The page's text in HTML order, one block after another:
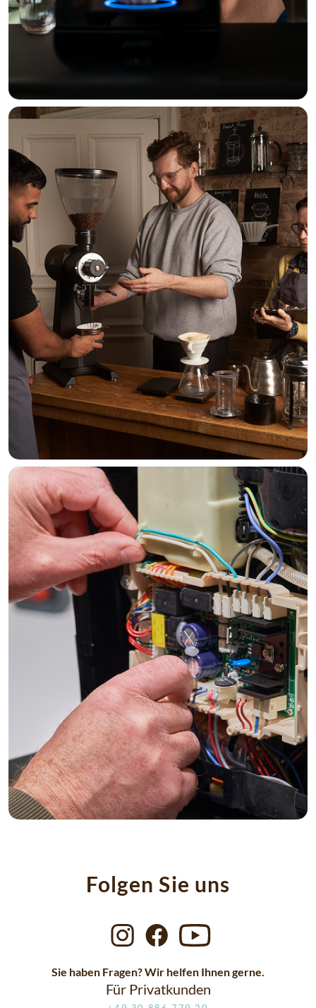
Folgen Sie uns
Sie haben Fragen? Wir helfen Ihnen gerne.
Für Privatkunden